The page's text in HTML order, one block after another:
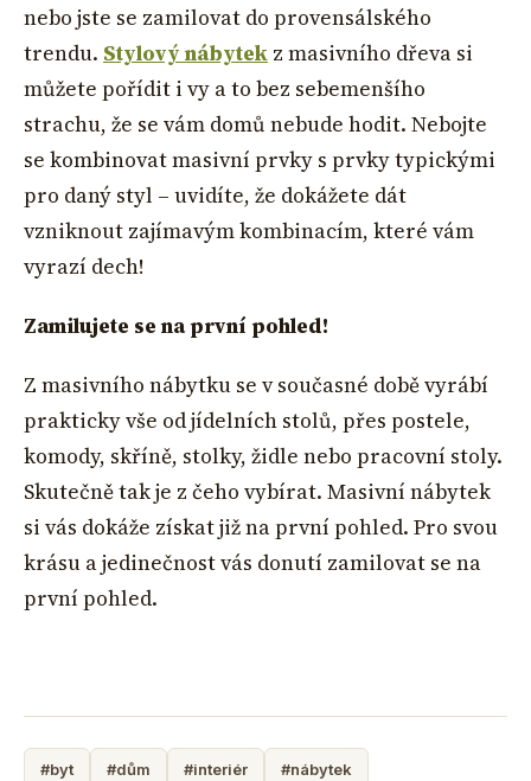
nebo jste se zamilovat do provensálského
trendu. Stylový nábytek z masivního dřeva si
můžete pořídit i vy a to bez sebemenšího
strachu, že se vám domů nebude hodit. Nebojte
se kombinovat masivní prvky s prvky typickými
pro daný styl – uvidíte, že dokážete dát
vzniknout zajímavým kombinacím, které vám
vyrazí dech!
Zamilujete se na první pohled!
Z masivního nábytku se v současné době vyrábí
prakticky vše od jídelních stolů, přes postele,
komody, skříně, stolky, židle nebo pracovní stoly.
Skutečně tak je z čeho vybírat. Masivní nábytek
si vás dokáže získat již na první pohled. Pro svou
krásu a jedinečnost vás donutí zamilovat se na
první pohled.
#byt #dům #interiér #nábytek